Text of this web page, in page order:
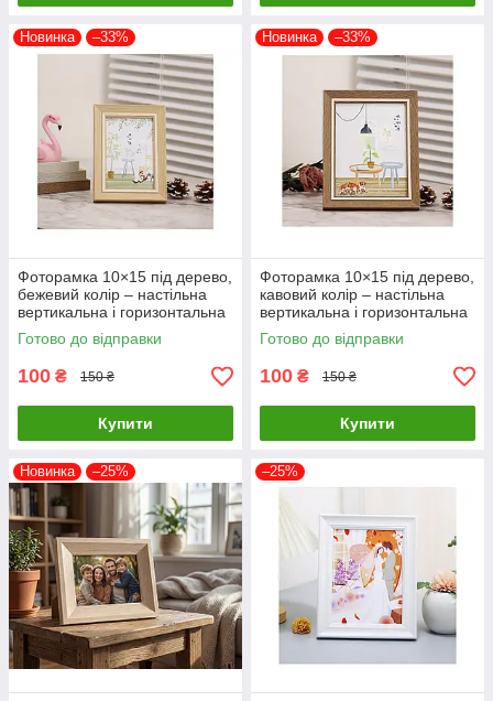
Новинка –33%
Фоторамка 10×15 під дерево,
бежевий колір – настільна
вертикальна і горизонтальна
рамка
Готово до відправки
100 ₴ 150 ₴
Купити
Новинка –33%
Фоторамка 10×15 під дерево,
кавовий колір – настільна
вертикальна і горизонтальна
рамка
Готово до відправки
100 ₴ 150 ₴
Купити
Новинка –25% –25%